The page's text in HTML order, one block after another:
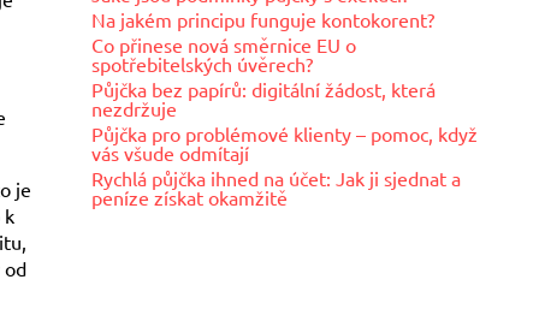
je
k
od
Na jakém principu funguje kontokorent?
Co přinese nová směrnice EU o
spotřebitelských úvěrech?
Půjčka bez papírů: digitální žádost, která
nezdržuje
Půjčka pro problémové klienty – pomoc, když
vás všude odmítají
Rychlá půjčka ihned na účet: Jak ji sjednat a
peníze získat okamžitě